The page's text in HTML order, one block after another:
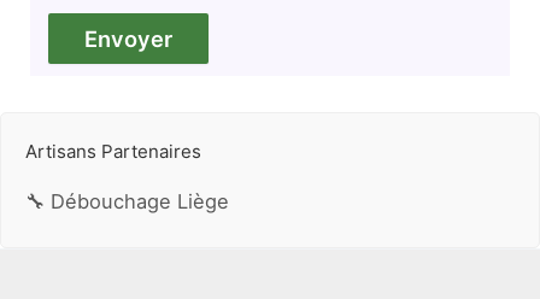
Artisans Partenaires
🔧 Débouchage Liège